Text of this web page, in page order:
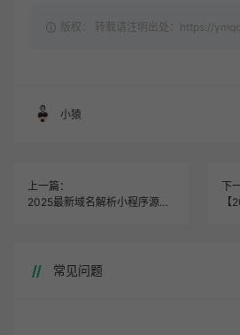
版权： 转载请注明出处：https://
小猿
上一篇：
2025最新域名解析小程序源码|Uniapp前端+FastAdmin后端|支持腾讯云/阿里云全自动解析
下
常见问题